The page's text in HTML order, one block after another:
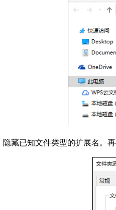
藏已知文件类型的扩展名。再